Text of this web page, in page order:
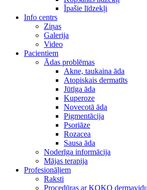
Īpašie līdzekļi
Info centrs
Ziņas
Galerija
Video
Pacientiem
Ādas problēmas
Akne, taukaina āda
Atopiskais dermatīts
Jūtīga āda
Kuperoze
Novecotā āda
Pigmentācija
Psoriāze
Rozacea
Sausa āda
Noderīga informācija
Mājas terapija
Profesionāļiem
Raksti
Procedūras ar KOKO